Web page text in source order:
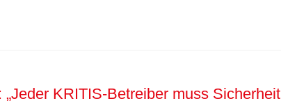
KRITIS-Betreiber muss Sicherheit